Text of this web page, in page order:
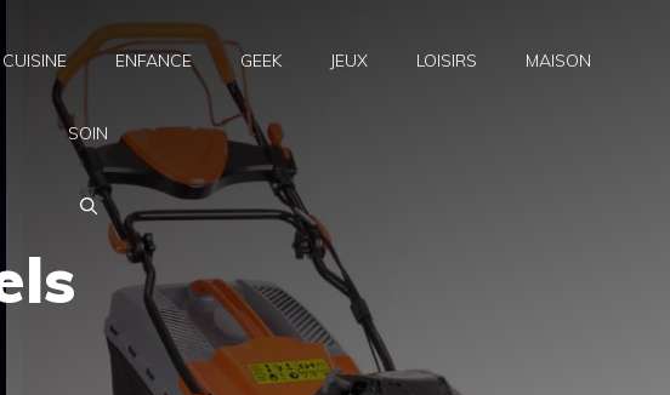
CUISINE ENFANCE GEEK JEUX LOISIRS MAISON
SOIN